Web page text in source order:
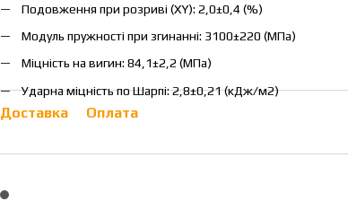
Подовження при розриві (XY): 2,0±0,4 (%)
Модуль пружності при згинанні: 3100±220 (МПа)
Міцність на вигин: 84,1±2,2 (МПа)
Ударна міцність по Шарпі: 2,8±0,21 (кДж/м2)
Доставка Оплата